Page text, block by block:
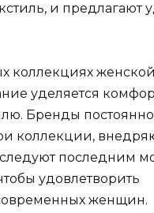
и предлагают
коллекциях
уделяется
Бренды постоянно
коллекции,
последним
удовлетворить
женщин.